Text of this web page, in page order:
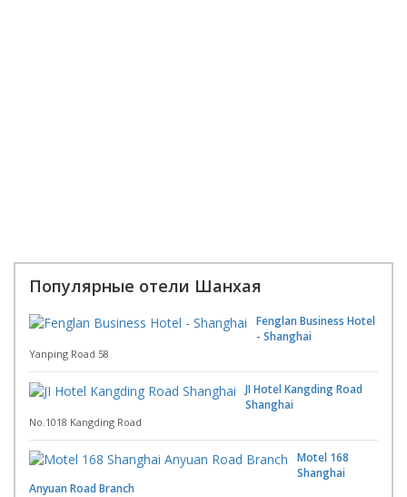
Популярные отели Шанхая
Fenglan Business Hotel
- Shanghai
Yanping Road 58
JI Hotel Kangding Road
Shanghai
No.1018 Kangding Road
Motel 168
Shanghai
Anyuan Road Branch